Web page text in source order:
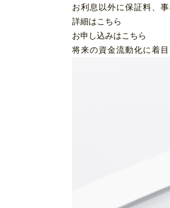
お利息以外に保証料、
詳細はこちら
お申し込みはこちら
将来の資金流動化に着